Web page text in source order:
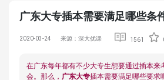
广东大专插本需要满足哪些条
2020-03-24 来源：深大优课 1561
在广东每年都有不少大专生想要通过插本来
会。那么， 广东大专插本需要满足哪些要求